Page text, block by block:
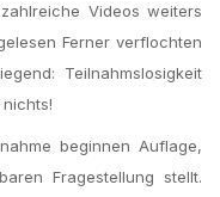
Videos weiters
Ferner verflochten
Teilnahmslosigkeit
beginnen Auflage,
Fragestellung stellt.